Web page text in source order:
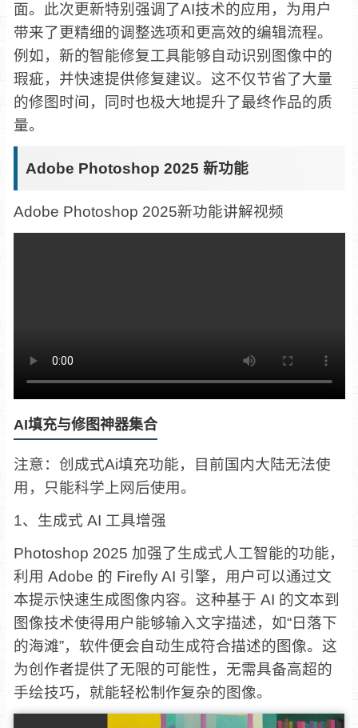
面。此次更新特别强调了AI技术的应用，为用户
带来了更精细的调整选项和更高效的编辑流程。
例如，新的智能修复工具能够自动识别图像中的
瑕疵，并快速提供修复建议。这不仅节省了大量
的修图时间，同时也极大地提升了最终作品的质
量。
Adobe Photoshop 2025 新功能
Adobe Photoshop 2025新功能讲解视频
AI填充与修图神器集合
注意：创成式Ai填充功能，目前国内大陆无法使
用，只能科学上网后使用。
1、生成式 AI 工具增强
Photoshop 2025 加强了生成式人工智能的功能，
利用 Adobe 的 Firefly AI 引擎，用户可以通过文
本提示快速生成图像内容。这种基于 AI 的文本到
图像技术使得用户能够输入文字描述，如“日落下
的海滩”，软件便会自动生成符合描述的图像。这
为创作者提供了无限的可能性，无需具备高超的
手绘技巧，就能轻松制作复杂的图像。